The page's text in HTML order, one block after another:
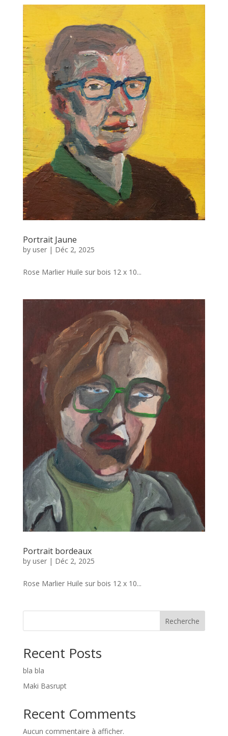
Portrait Jaune
by user| Déc 2, 2025
Rose Marlier Huile sur bois 12 x 10...
Portrait bordeaux
by user| Déc 2, 2025
Rose Marlier Huile sur bois 12 x 10...
Recherche
Recent Posts
bla bla
Maki Basrupt
Recent Comments
Aucun commentaire à afficher.